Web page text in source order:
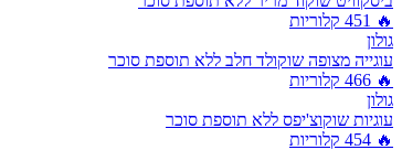
🔥
451 קלוריות
גולון
עוגייה מצופה שוקולד חלב ללא תוספת סוכר
🔥
466 קלוריות
גולון
עוגיות שוקוצ'יפס ללא תוספת סוכר
🔥
454 קלוריות